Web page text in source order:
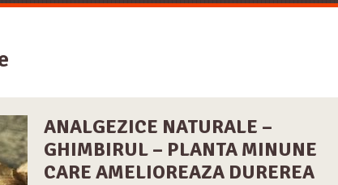
ANALGEZICE NATURALE –
GHIMBIRUL – PLANTA MINUNE
CARE AMELIOREAZA DUREREA